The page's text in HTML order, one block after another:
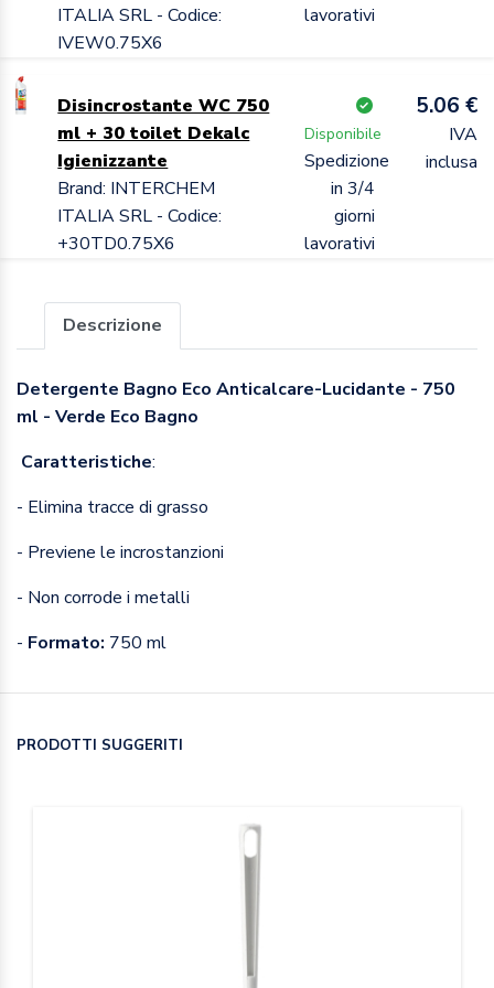
ITALIA SRL - Codice:
IVEW0.75X6
lavorativi
Disincrostante WC 750
ml + 30 toilet Dekalc
Igienizzante
Brand: INTERCHEM
ITALIA SRL - Codice:
+30TD0.75X6
Disponibile
Spedizione
in 3/4
giorni
lavorativi
5.06 €
IVA
inclusa
Descrizione
Detergente Bagno Eco Anticalcare-Lucidante - 750
ml - Verde Eco Bagno
Caratteristiche:
- Elimina tracce di grasso
- Previene le incrostanzioni
- Non corrode i metalli
- Formato: 750 ml
PRODOTTI SUGGERITI